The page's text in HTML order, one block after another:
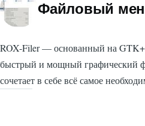
Файловый
ROX-Filer — основанный на
быстрый и мощный графический
сочетает в себе всё самое